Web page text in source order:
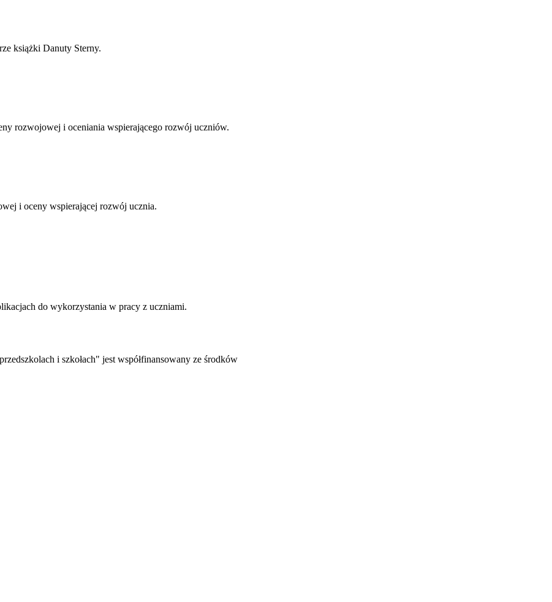
książki Danuty Sterny.
rozwojowej i oceniania wspierającego rozwój uczniów.
i oceny wspierającej rozwój ucznia.
do wykorzystania w pracy z uczniami.
i szkołach" jest współfinansowany ze środków